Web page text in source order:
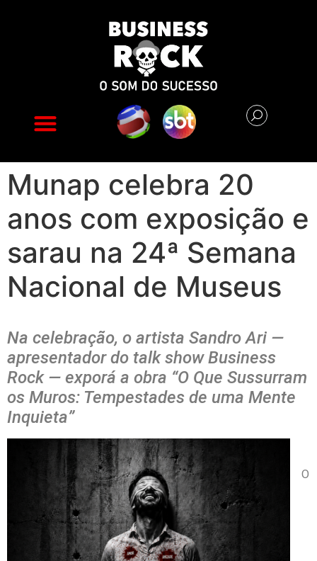
Munap celebra 20
anos com exposição e
sarau na 24ª Semana
Nacional de Museus
Na celebração, o artista Sandro Ari —
apresentador do talk show Business
Rock — exporá a obra “O Que Sussurram
os Muros: Tempestades de uma Mente
Inquieta”
O